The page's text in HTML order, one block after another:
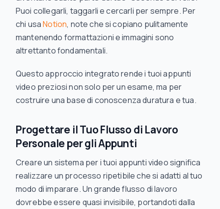
Puoi collegarli, taggarli e cercarli per sempre. Per
chi usaNotion, note che si copiano pulitamente
mantenendo formattazioni e immagini sono
altrettanto fondamentali.
Questo approccio integrato rende i tuoi appunti
video preziosi non solo per un esame, ma per
costruire una base di conoscenza duratura e tua.
Progettare il Tuo Flusso di Lavoro
Personale per gli Appunti
Creare un sistema per i tuoi appunti video significa
realizzare un processo ripetibile che si adatti al tuo
modo di imparare. Un grande flusso di lavoro
dovrebbe essere quasi invisibile, portandoti dalla